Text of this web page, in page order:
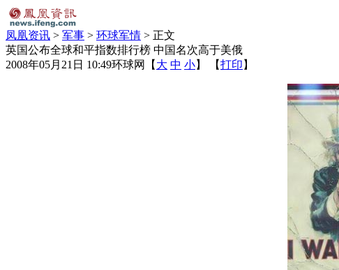
凤凰资讯 > 军事 > 环球军情 > 正文
英国公布全球和平指数排行榜 中国名次高于美俄
2008年05月21日 10:49环球网 【 大 中 小】 【打印 】